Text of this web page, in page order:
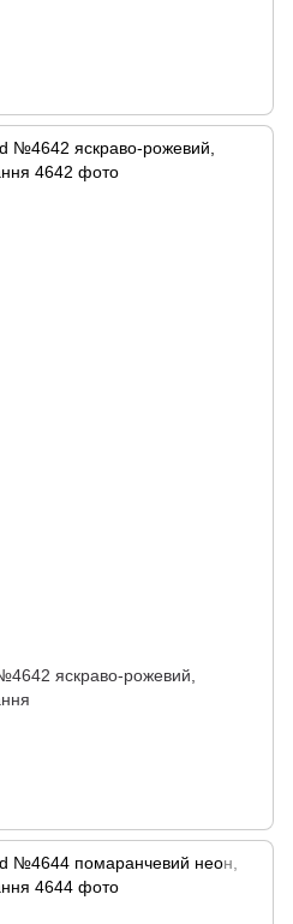
яскраво-рожевий,